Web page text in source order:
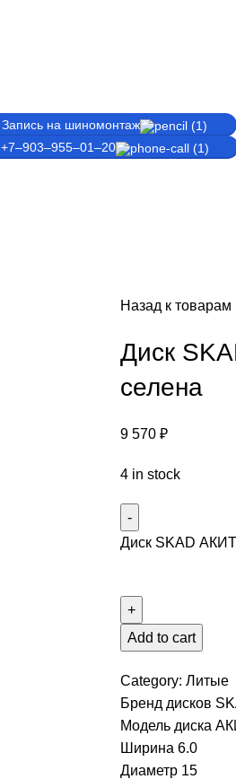
Запись на шиномонтаж
+7‒903‒955‒01‒20
Назад к товарам
Диск
селена
9 570 ₽
4 in stock
Диск SKAD
Add to cart
Category: Литые
Бренд дисков
Модель диска
Ширина 6.0
Диаметр 15